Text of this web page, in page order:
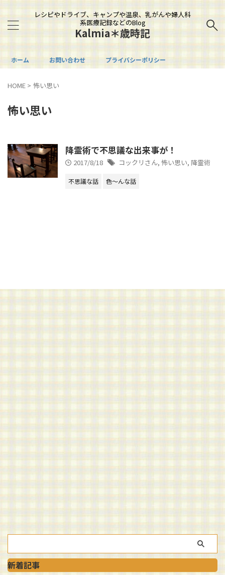
レシピやドライブ、キャンプや温泉、乳がんや婦人科
系医療記録などのBlog
Kalmia＊歳時記
ホーム お問い合わせ プライバシーポリシー
HOME > 怖い思い
怖い思い
降霊術で不思議な出来事が！
2017/8/18 コックリさん, 怖い思い, 降霊術
不思議な話 色～んな話
新着記事